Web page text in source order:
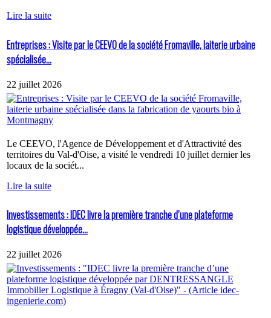
Lire la suite
Entreprises : Visite par le CEEVO de la société Fromaville, laiterie urbaine
spécialisée...
22 juillet 2026
Le CEEVO, l'Agence de Développement et d'Attractivité des
territoires du Val-d'Oise, a visité le vendredi 10 juillet dernier les
locaux de la sociét...
Lire la suite
Investissements : IDEC livre la première tranche d’une plateforme
logistique développée...
22 juillet 2026